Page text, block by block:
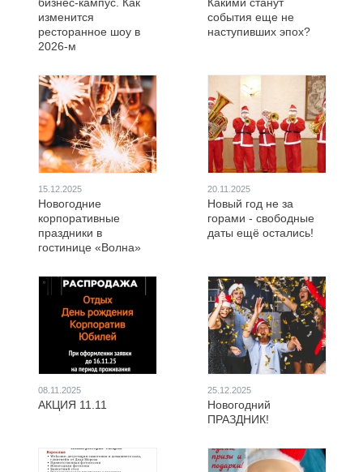
изменится
ресторанное шоу в
2026-м
события еще не
наступивших эпох?
15.12.2025
Новогодние
корпоративные
праздники в
гостинице «Волна»
20.11.2025
Новый год не за
горами - свободные
даты ещё остались!
08.11.2025
АКЦИЯ 11.11
25.12.2025
Новогодний
ПРАЗДНИК!